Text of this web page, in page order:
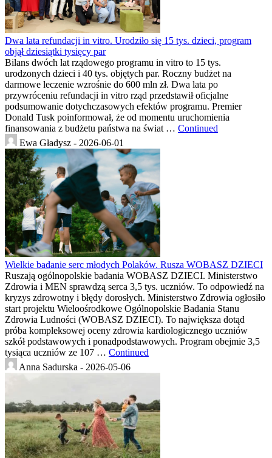
Dwa lata refundacji in vitro. Urodziło się 15 tys. dzieci, program
objął dziesiątki tysięcy par
Bilans dwóch lat rządowego programu in vitro to 15 tys.
urodzonych dzieci i 40 tys. objętych par. Roczny budżet na
darmowe leczenie wzrośnie do 600 mln zł. Dwa lata po
przywróceniu refundacji in vitro rząd przedstawił oficjalne
podsumowanie dotychczasowych efektów programu. Premier
Donald Tusk poinformował, że od momentu uruchomienia
finansowania z budżetu państwa na świat … Continued
Ewa Gładysz - 2026-06-01
Wielkie badanie serc młodych Polaków. Rusza WOBASZ DZIECI
Ruszają ogólnopolskie badania WOBASZ DZIECI. Ministerstwo
Zdrowia i MEN sprawdzą serca 3,5 tys. uczniów. To odpowiedź na
kryzys zdrowotny i błędy dorosłych. Ministerstwo Zdrowia ogłosiło
start projektu Wieloośrodkowe Ogólnopolskie Badania Stanu
Zdrowia Ludności (WOBASZ DZIECI). To największa dotąd
próba kompleksowej oceny zdrowia kardiologicznego uczniów
szkół podstawowych i ponadpodstawowych. Program obejmie 3,5
tysiąca uczniów ze 107 … Continued
Anna Sadurska - 2026-05-06